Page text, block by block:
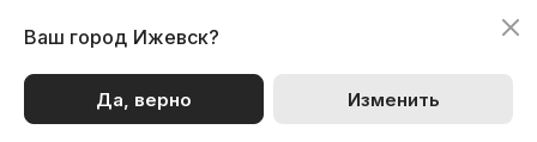
Ваш город Ижевск?
Да, верно Изменить